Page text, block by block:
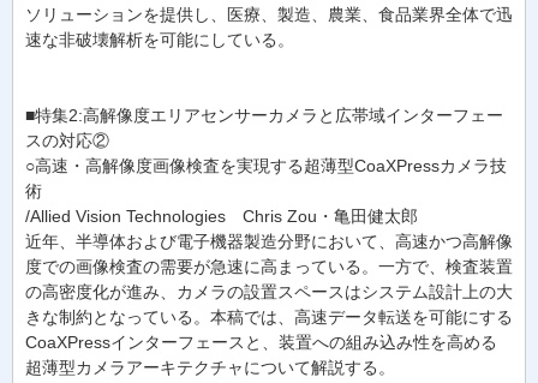
ソリューションを提供し、医療、製造、農業、食品業界全体で迅
速な非破壊解析を可能にしている。
■特集2:高解像度エリアセンサーカメラと広帯域インターフェー
スの対応②
○高速・高解像度画像検査を実現する超薄型CoaXPressカメラ技
術
/Allied Vision Technologies Chris Zou・亀田健太郎
近年、半導体および電子機器製造分野において、高速かつ高解像
度での画像検査の需要が急速に高まっている。一方で、検査装置
の高密度化が進み、カメラの設置スペースはシステム設計上の大
きな制約となっている。本稿では、高速データ転送を可能にする
CoaXPressインターフェースと、装置への組み込み性を高める
超薄型カメラアーキテクチャについて解説する。